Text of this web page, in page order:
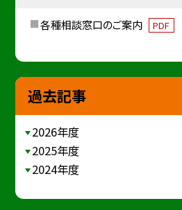
各種相談窓口のご案内 PDF
過去記事
2026年度
2025年度
2024年度